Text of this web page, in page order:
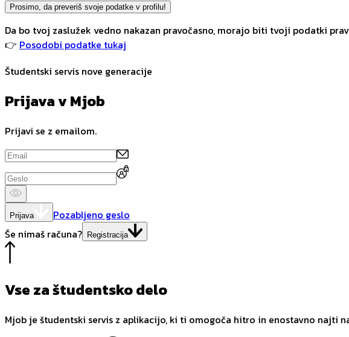
Prosimo, da preveriš svoje podatke v profilu!
Da bo tvoj zaslužek vedno nakazan pravočasno, morajo biti tvoji podatki
👉 Posodobi podatke tukaj
Študentski servis nove generacije
Prijava v Mjob
Prijavi se z emailom.
Prijava
Pozabljeno geslo
Še nimaš računa? Registracija
Vse za študentsko delo
Mjob je študentski servis z aplikacijo, ki ti omogoča hitro in enostavno najti